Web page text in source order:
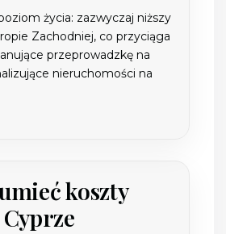
życia: zazwyczaj niższy
Zachodniej, co przyciąga
przeprowadzkę na
nieruchomości na
koszty